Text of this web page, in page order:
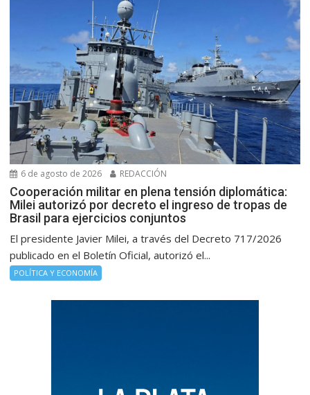
6 de agosto de 2026 REDACCIÓN
Cooperación militar en plena tensión diplomática:
Milei autorizó por decreto el ingreso de tropas de
Brasil para ejercicios conjuntos
El presidente Javier Milei, a través del Decreto 717/2026
publicado en el Boletín Oficial, autorizó el...
POLÍTICA Y ECONOMÍA